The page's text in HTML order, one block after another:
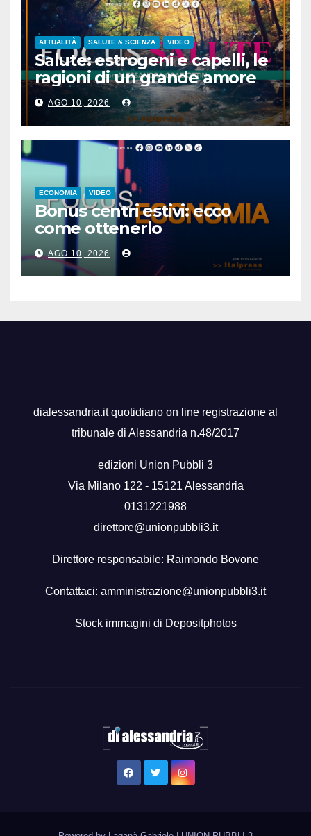
ATTUALITÀ SALUTE & SCIENZA VIDEO
Salute: estrogeni e capelli, le
ragioni di un grande amore
AGO 10, 2026
ECONOMIA VIDEO
Bonus centri estivi: ecco
come ottenerlo
AGO 10, 2026
dialessandria.it quotidiano on line registrazione al
tribunale di Alessandria n.48/2017
edizioni Union Pubbli 3
Via Milano 122 - 15121 Alessandria
0131221988
direttore@unionpubbli3.it
Direttore responsabile: Raimondo Bovone
Contattaci: amministrazione@unionpubbli3.it
Stock immagini di Depositphotos